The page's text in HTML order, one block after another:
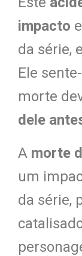
impacto
da série,
Ele
morte
dele
A morte
um
da série,